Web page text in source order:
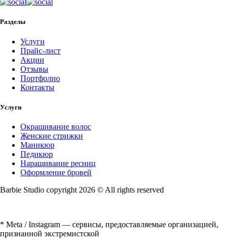
Разделы
Услуги
Прайс-лист
Акции
Отзывы
Портфолио
Контакты
Услуги
Окрашивание волос
Женские стрижки
Маникюр
Педикюр
Наращивание ресниц
Оформление бровей
Barbie Studio copyright 2026 © All rights reserved
* Meta / Instagram — сервисы, предоставляемые организацией,
признанной экстремистской